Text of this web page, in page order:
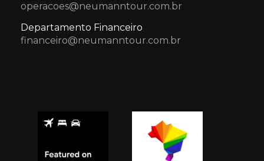
operacoes@neumanntour.com.br
Departamento Financeiro
financeiro@neumanntour.com.br